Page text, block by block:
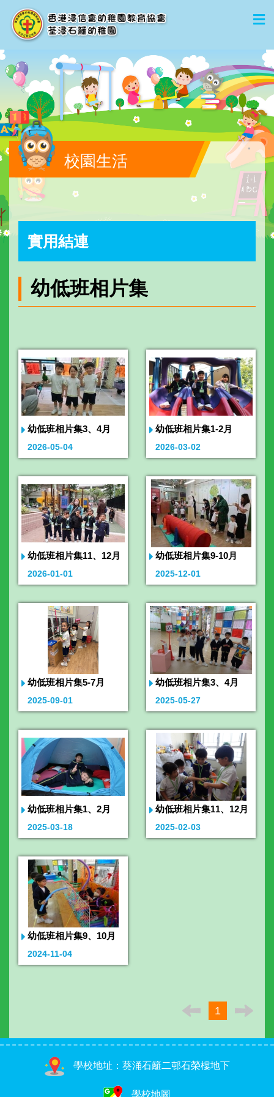
校園生活
實用結連
幼低班相片集
幼低班相片集3、4月
2026-05-04
幼低班相片集1-2月
2026-03-02
幼低班相片集11、12月
2026-01-01
幼低班相片集9-10月
2025-12-01
幼低班相片集5-7月
2025-09-01
幼低班相片集3、4月
2025-05-27
幼低班相片集1、2月
2025-03-18
幼低班相片集11、12月
2025-02-03
幼低班相片集9、10月
2024-11-04
1
學校地址：葵涌石籬二邨石榮樓地下
學校地圖